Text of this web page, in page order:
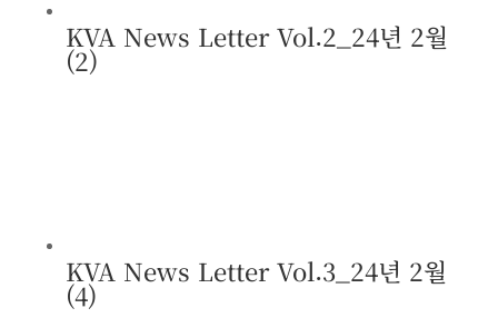
KVA News Letter Vol.2_24년 2월
(2)
KVA News Letter Vol.3_24년 2월
(4)